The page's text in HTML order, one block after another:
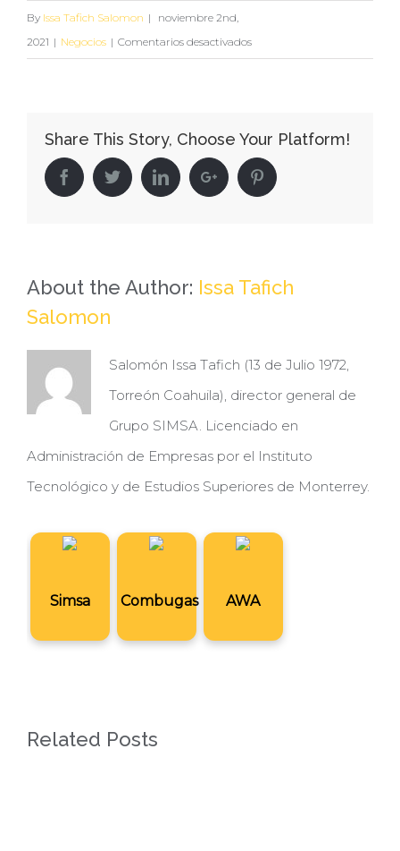
By Issa Tafich Salomon |
noviembre 2nd,
2021 | Negocios | Comentarios desactivadosen
empresario
comprometido
con
Share This Story, Choose Your Platform!
FacebookTwitterLinkedinGoogle+ Pinterest
About the Author: Issa Tafich
Salomon
Salomón Issa Tafich (13 de Julio 1972,
Torreón Coahuila), director general de
Grupo SIMSA. Licenciado en
Administración de Empresas por el Instituto
Tecnológico y de Estudios Superiores de Monterrey.
Simsa Combugas AWA
Related Posts